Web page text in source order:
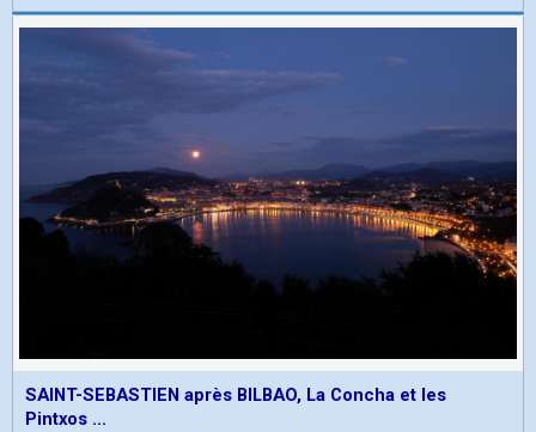
SAINT-SEBASTIEN après BILBAO, La Concha et les
Pintxos ...